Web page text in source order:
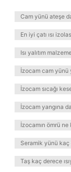
Cam yünü ateşe
En iyi çatı ısı
Isı yalıtım
İzocam cam yünü
İzocam sıcağı
İzocam yangına
İzocamın ömrü ne
Seramik yünü kaç
Taş kaç derece